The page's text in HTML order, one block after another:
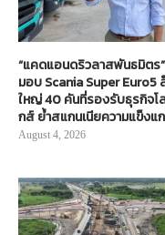
“แคดแอนดริวลาสพันธมิตร
มอบ Scania Super Euro5
ใหญ่ 40 คันที่รองรับธุรกิจโ
กส์ ย้ำสแกนเนียความแข็งแ
August 4, 2026